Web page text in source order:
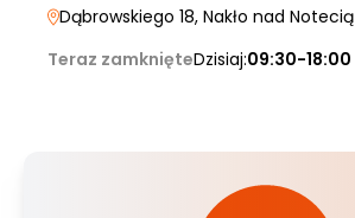
Dąbrowskiego 18, Nakło nad Notecią
Teraz zamknięteDzisiaj:09:30-18:00